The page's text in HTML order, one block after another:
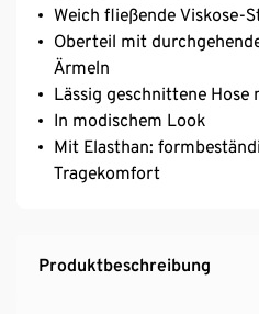
Weich fließende Viskose-
Oberteil mit
Ärmeln
Lässig geschnittene Hose
In modischem Look
Mit Elasthan:
Tragekomfort
Produktbeschreibung